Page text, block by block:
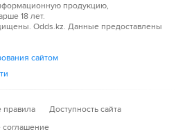
продукцию,
18 лет.
Odds.kz. Данные предоставлены
сайтом
правила
Доступность сайта
соглашение